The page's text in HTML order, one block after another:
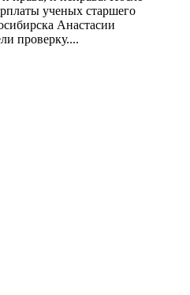
ученых старшего
Анастасии
проверку....